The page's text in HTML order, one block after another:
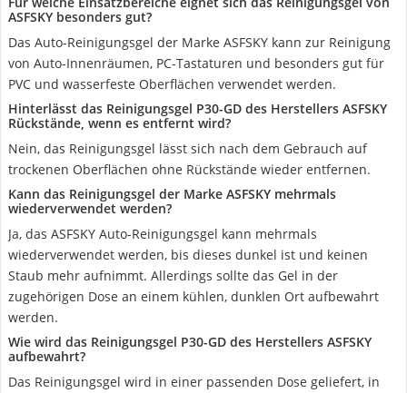
ASFSKY besonders gut?
Das Auto-Reinigungsgel der Marke ASFSKY kann zur Reinigung
von Auto-Innenräumen, PC-Tastaturen und besonders gut für
PVC und wasserfeste Oberflächen verwendet werden.
Hinterlässt das Reinigungsgel P30-GD des Herstellers ASFSKY
Rückstände, wenn es entfernt wird?
Nein, das Reinigungsgel lässt sich nach dem Gebrauch auf
trockenen Oberflächen ohne Rückstände wieder entfernen.
Kann das Reinigungsgel der Marke ASFSKY mehrmals
wiederverwendet werden?
Ja, das ASFSKY Auto-Reinigungsgel kann mehrmals
wiederverwendet werden, bis dieses dunkel ist und keinen
Staub mehr aufnimmt. Allerdings sollte das Gel in der
zugehörigen Dose an einem kühlen, dunklen Ort aufbewahrt
werden.
Wie wird das Reinigungsgel P30-GD des Herstellers ASFSKY
aufbewahrt?
Das Reinigungsgel wird in einer passenden Dose geliefert, in